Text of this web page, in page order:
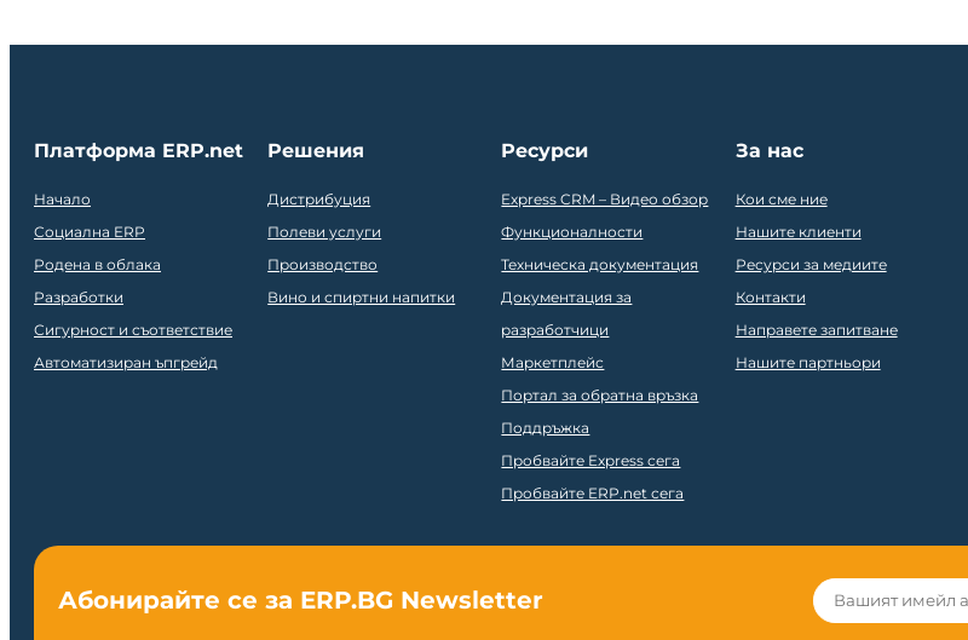
Платформа ERP.net
Начало
Социална ERP
Родена в облака
Разработки
Сигурност и съответствие
Автоматизиран ъпгрейд
Решения
Дистрибуция
Полеви услуги
Производство
Вино и спиртни напитки
Ресурси
Express CRM – Видео обзор
Функционалности
Техническа документация
Документация за
разработчици
Маркетплейс
Портал за обратна връзка
Поддръжка
Пробвайте Express сега
Пробвайте ERP.net сега
За нас
Кои сме ние
Нашите клиенти
Ресурси за медиите
Контакти
Направете запитване
Нашите партньори
Абонирайте се за ERP.BG Newsletter